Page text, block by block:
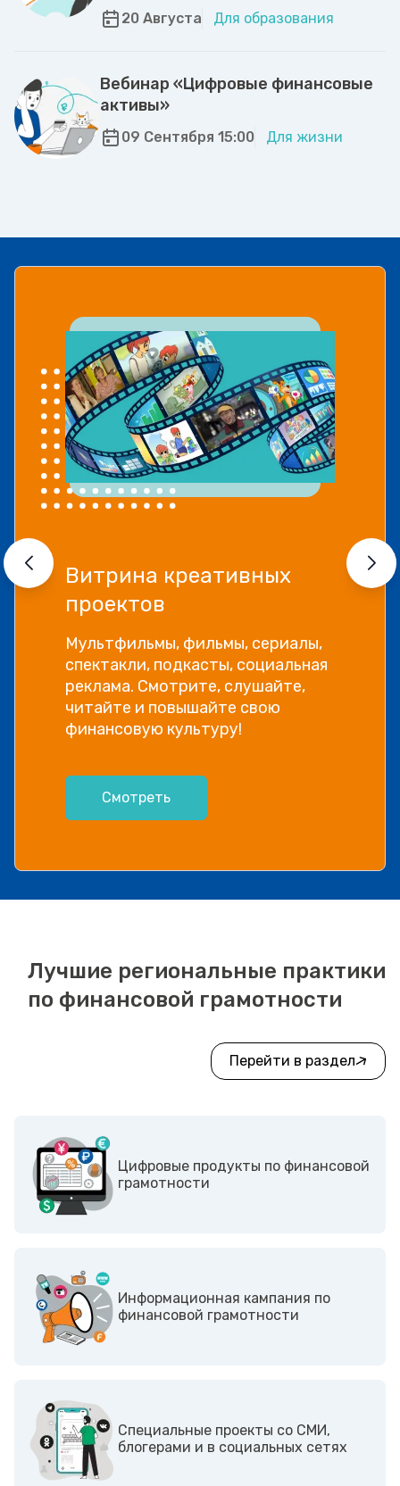
20 Августа Для образования
Вебинар «Цифровые финансовые
активы»
09 Сентября 15:00 Для жизни
Витрина креативных
проектов
Мультфильмы, фильмы, сериалы,
спектакли, подкасты, социальная
реклама. Смотрите, слушайте,
читайте и повышайте свою
финансовую культуру!
Смотреть
Лучшие региональные практики
по финансовой грамотности
Перейти в раздел
Цифровые продукты по финансовой
грамотности
Информационная кампания по
финансовой грамотности
Cпециальные проекты со СМИ,
блогерами и в социальных сетях